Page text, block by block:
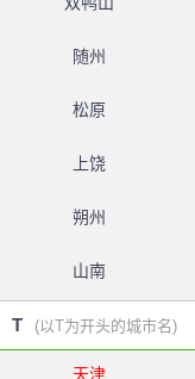
随州
松原
上饶
朔州
山南
T (以T为开头的城市名)
天津